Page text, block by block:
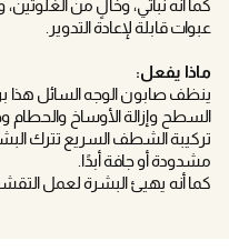
كما أنه نباتي، وخالٍ من
عبوات قابلة لإعادة التدوير.
ماذا يفعل:
ينظف صابون الوجه السائل هذا
السطح وإزالة الأوساخ والحطام
تركيبة الشطف السريع تترك
مشدودة أو جافة أبدًا.
كما أنه يهيئ البشرة لعمل